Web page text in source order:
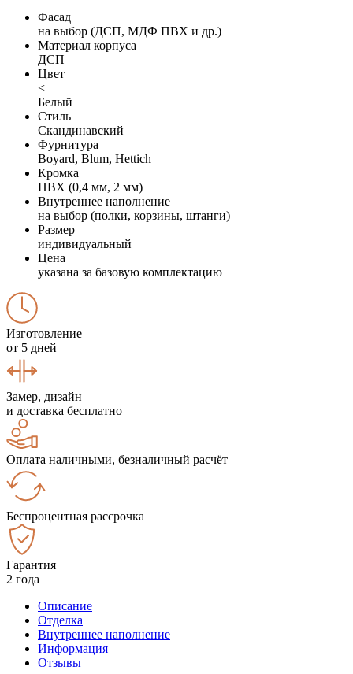
Фасад
на выбор (ДСП, МДФ ПВХ и др.)
Материал корпуса
ДСП
Цвет
<
Белый
Стиль
Скандинавский
Фурнитура
Boyard, Blum, Hettich
Кромка
ПВХ (0,4 мм, 2 мм)
Внутреннее наполнение
на выбор (полки, корзины, штанги)
Размер
индивидуальный
Цена
указана за базовую комплектацию
Изготовление
от 5 дней
Замер, дизайн
и доставка бесплатно
Оплата наличными, безналичный расчёт
Беспроцентная рассрочка
Гарантия
2 года
Описание
Отделка
Внутреннее наполнение
Информация
Отзывы